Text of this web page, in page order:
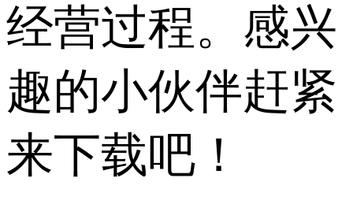
经营过程。感兴
趣的小伙伴赶紧
来下载吧！